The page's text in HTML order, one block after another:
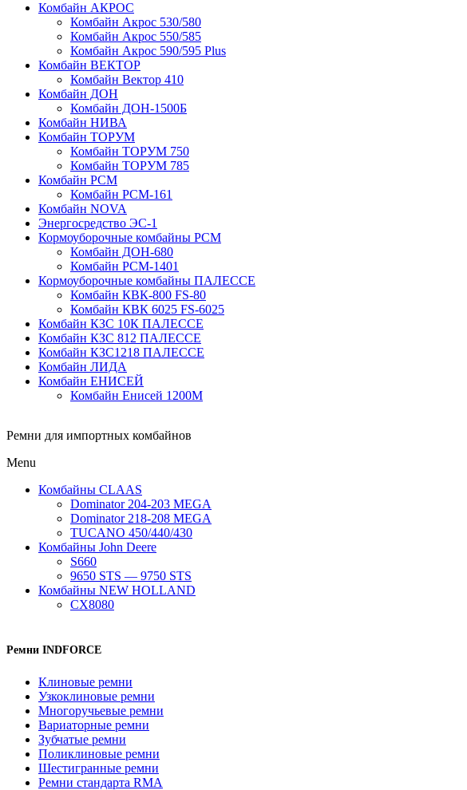
Комбайн АКРОС
Комбайн Акрос 530/580
Комбайн Акрос 550/585
Комбайн Акрос 590/595 Plus
Комбайн ВЕКТОР
Комбайн Вектор 410
Комбайн ДОН
Комбайн ДОН-1500Б
Комбайн НИВА
Комбайн ТОРУМ
Комбайн ТОРУМ 750
Комбайн ТОРУМ 785
Комбайн РСМ
Комбайн РСМ-161
Комбайн NOVA
Энергосредство ЭС-1
Кормоуборочные комбайны РСМ
Комбайн ДОН-680
Комбайн РСМ-1401
Кормоуборочные комбайны ПАЛЕССЕ
Комбайн КВК-800 FS-80
Комбайн КВК 6025 FS-6025
Комбайн КЗС 10К ПАЛЕССЕ
Комбайн КЗС 812 ПАЛЕССЕ
Комбайн КЗС1218 ПАЛЕССЕ
Комбайн ЛИДА
Комбайн ЕНИСЕЙ
Комбайн Енисей 1200М
Ремни для импортных комбайнов
Menu
Комбайны CLAAS
Dominator 204-203 MEGA
Dominator 218-208 MEGA
TUCANO 450/440/430
Комбайны John Deere
S660
9650 STS — 9750 STS
Комбайны NEW HOLLAND
CX8080
Ремни INDFORCE
Клиновые ремни
Узкоклиновые ремни
Многоручьевые ремни
Вариаторные ремни
Зубчатые ремни
Поликлиновые ремни
Шестигранные ремни
Ремни стандарта RMA